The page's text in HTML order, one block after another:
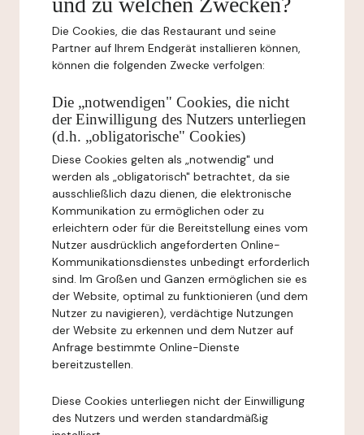
Die Cookies, die das Restaurant und seine
Partner auf Ihrem Endgerät installieren können,
können die folgenden Zwecke verfolgen:
Die „notwendigen" Cookies, die nicht
der Einwilligung des Nutzers unterliegen
(d.h. „obligatorische" Cookies)
Diese Cookies gelten als „notwendig" und
werden als „obligatorisch" betrachtet, da sie
ausschließlich dazu dienen, die elektronische
Kommunikation zu ermöglichen oder zu
erleichtern oder für die Bereitstellung eines vom
Nutzer ausdrücklich angeforderten Online-
Kommunikationsdienstes unbedingt erforderlich
sind. Im Großen und Ganzen ermöglichen sie es
der Website, optimal zu funktionieren (und dem
Nutzer zu navigieren), verdächtige Nutzungen
der Website zu erkennen und dem Nutzer auf
Anfrage bestimmte Online-Dienste
bereitzustellen.
Diese Cookies unterliegen nicht der Einwilligung
des Nutzers und werden standardmäßig